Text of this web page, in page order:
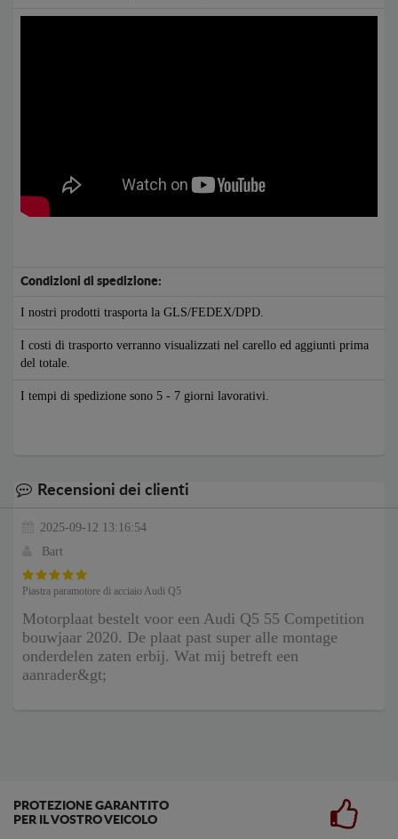
Condizioni di spedizione:
I nostri prodotti trasporta la GLS/FEDEX/DPD.
I costi di trasporto verranno visualizzati nel carello ed aggiunti prima
del totale.
I tempi di spedizione sono 5 - 7 giorni lavorativi.
Recensioni dei clienti
2025-09-12 13:16:54
Bart
Piastra paramotore di acciaio Audi Q5
Motorplaat bestelt voor een Audi Q5 55 Competition
bouwjaar 2020. De plaat past super alle montage
onderdelen zaten erbij. Wat mij betreft een
aanrader&gt;
PROTEZIONE GARANTITO
PER IL VOSTRO VEICOLO